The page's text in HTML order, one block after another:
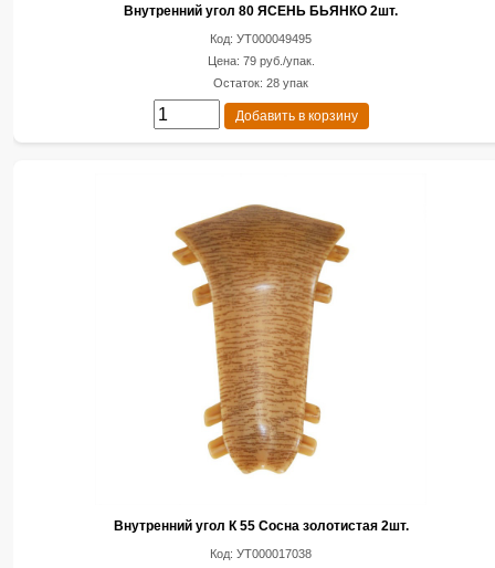
Внутренний угол 80 ЯСЕНЬ БЬЯНКО 2шт.
Код: УТ000049495
Цена: 79 руб./упак.
Остаток: 28 упак
Добавить в корзину
Внутренний угол К 55 Сосна золотистая 2шт.
Код: УТ000017038